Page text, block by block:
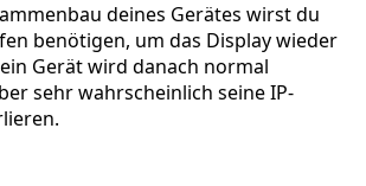
deines Gerätes wirst du
benötigen, um das Display wieder
Gerät wird danach normal
sehr wahrscheinlich seine IP-